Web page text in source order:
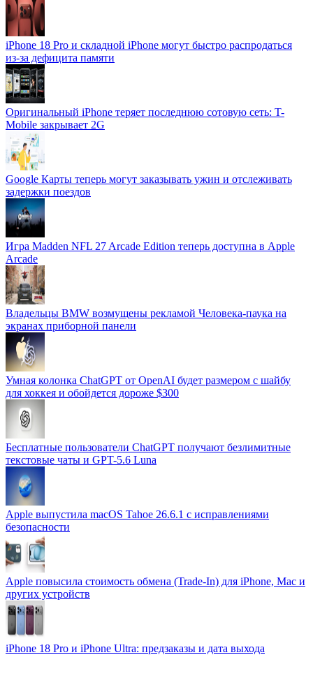
iPhone 18 Pro и складной iPhone могут быстро распродаться
из-за дефицита памяти
Оригинальный iPhone теряет последнюю сотовую сеть: T-
Mobile закрывает 2G
Google Карты теперь могут заказывать ужин и отслеживать
задержки поездов
Игра Madden NFL 27 Arcade Edition теперь доступна в Apple
Arcade
Владельцы BMW возмущены рекламой Человека-паука на
экранах приборной панели
Умная колонка ChatGPT от OpenAI будет размером с шайбу
для хоккея и обойдется дороже $300
Бесплатные пользователи ChatGPT получают безлимитные
текстовые чаты и GPT-5.6 Luna
Apple выпустила macOS Tahoe 26.6.1 с исправлениями
безопасности
Apple повысила стоимость обмена (Trade-In) для iPhone, Mac и
других устройств
iPhone 18 Pro и iPhone Ultra: предзаказы и дата выхода